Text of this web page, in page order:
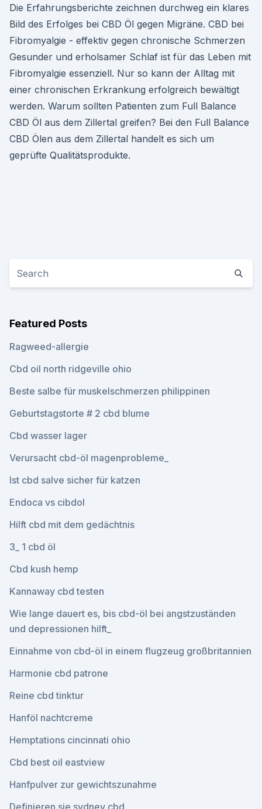
Die Erfahrungsberichte zeichnen durchweg ein klares
Bild des Erfolges bei CBD Öl gegen Migräne. CBD bei
Fibromyalgie - effektiv gegen chronische Schmerzen
Gesunder und erholsamer Schlaf ist für das Leben mit
Fibromyalgie essenziell. Nur so kann der Alltag mit
einer chronischen Erkrankung erfolgreich bewältigt
werden. Warum sollten Patienten zum Full Balance
CBD Öl aus dem Zillertal greifen? Bei den Full Balance
CBD Ölen aus dem Zillertal handelt es sich um
geprüfte Qualitätsprodukte.
Featured Posts
Ragweed-allergie
Cbd oil north ridgeville ohio
Beste salbe für muskelschmerzen philippinen
Geburtstagstorte # 2 cbd blume
Cbd wasser lager
Verursacht cbd-öl magenprobleme_
Ist cbd salve sicher für katzen
Endoca vs cibdol
Hilft cbd mit dem gedächtnis
3_ 1 cbd öl
Cbd kush hemp
Kannaway cbd testen
Wie lange dauert es, bis cbd-öl bei angstzuständen
und depressionen hilft_
Einnahme von cbd-öl in einem flugzeug großbritannien
Harmonie cbd patrone
Reine cbd tinktur
Hanföl nachtcreme
Hemptations cincinnati ohio
Cbd best oil eastview
Hanfpulver zur gewichtszunahme
Definieren sie sydney cbd